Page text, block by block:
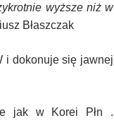
wyższe niż w
Błaszczak
i dokonuje się jawnej
jak w Korei Płn .